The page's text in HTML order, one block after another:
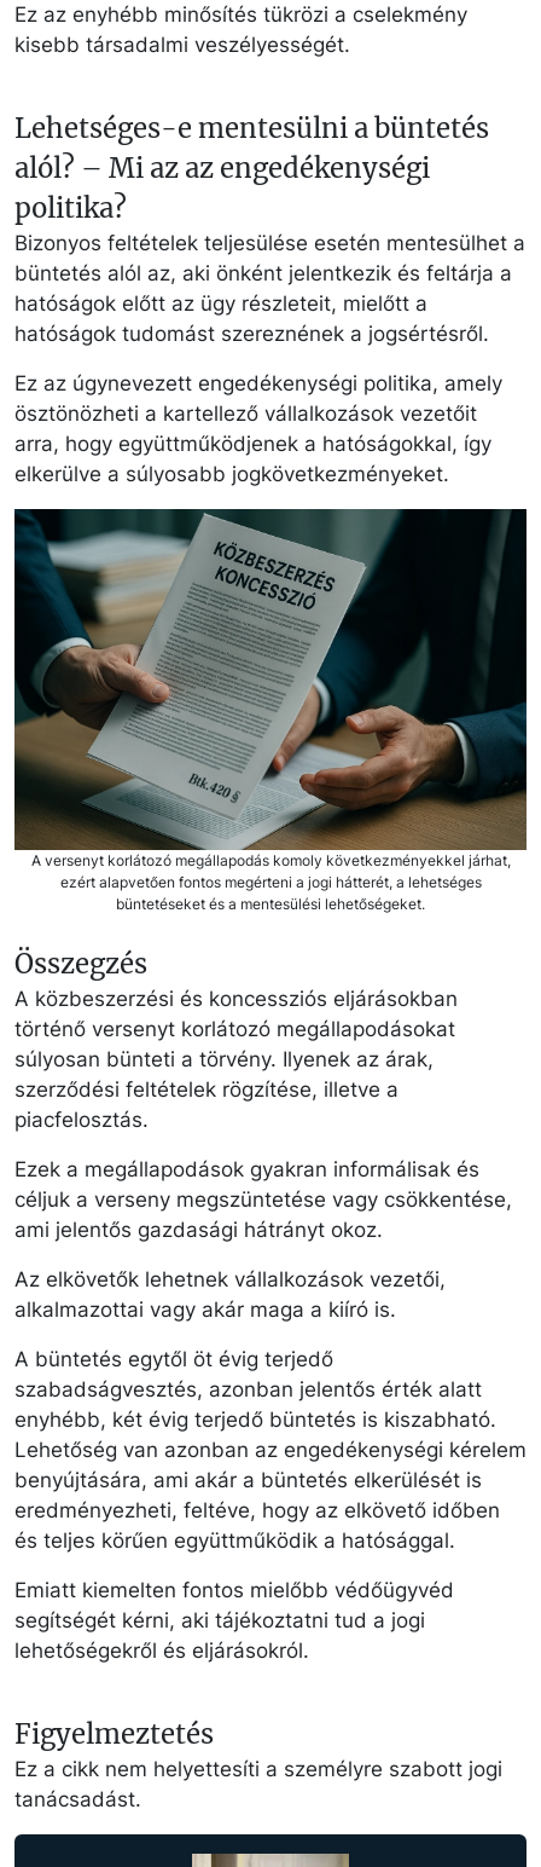
Ez az enyhébb minősítés tükrözi a cselekmény
kisebb társadalmi veszélyességét.
Lehetséges-e mentesülni a büntetés
alól? – Mi az az engedékenységi
politika?
Bizonyos feltételek teljesülése esetén mentesülhet a
büntetés alól az, aki önként jelentkezik és feltárja a
hatóságok előtt az ügy részleteit, mielőtt a
hatóságok tudomást szereznének a jogsértésről.
Ez az úgynevezett engedékenységi politika, amely
ösztönözheti a kartellező vállalkozások vezetőit
arra, hogy együttműködjenek a hatóságokkal, így
elkerülve a súlyosabb jogkövetkezményeket.
A versenyt korlátozó megállapodás komoly következményekkel járhat,
ezért alapvetően fontos megérteni a jogi hátterét, a lehetséges
büntetéseket és a mentesülési lehetőségeket.
Összegzés
A közbeszerzési és koncessziós eljárásokban
történő versenyt korlátozó megállapodásokat
súlyosan bünteti a törvény. Ilyenek az árak,
szerződési feltételek rögzítése, illetve a
piacfelosztás.
Ezek a megállapodások gyakran informálisak és
céljuk a verseny megszüntetése vagy csökkentése,
ami jelentős gazdasági hátrányt okoz.
Az elkövetők lehetnek vállalkozások vezetői,
alkalmazottai vagy akár maga a kiíró is.
A büntetés egytől öt évig terjedő
szabadságvesztés, azonban jelentős érték alatt
enyhébb, két évig terjedő büntetés is kiszabható.
Lehetőség van azonban az engedékenységi kérelem
benyújtására, ami akár a büntetés elkerülését is
eredményezheti, feltéve, hogy az elkövető időben
és teljes körűen együttműködik a hatósággal.
Emiatt kiemelten fontos mielőbb védőügyvéd
segítségét kérni, aki tájékoztatni tud a jogi
lehetőségekről és eljárásokról.
Figyelmeztetés
Ez a cikk nem helyettesíti a személyre szabott jogi
tanácsadást.